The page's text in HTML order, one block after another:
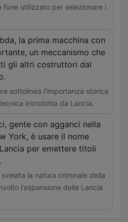
fune utilizzato per selezionare i
la prima macchina con
un meccanismo che
gli altri costruttori dal
sottolinea l'importanza storica
introdotta da Lancia.
gente con agganci nella
York, è usare il nome
per emettere titoli
la natura criminale della
l'espansione della Lancia